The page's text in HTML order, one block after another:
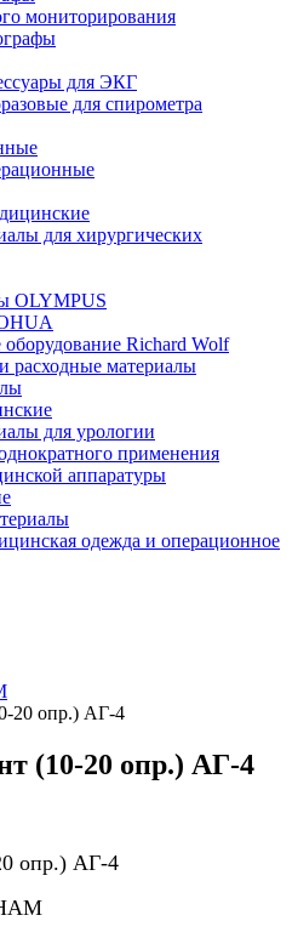
мониторирования
для ЭКГ
для спирометра
для хирургических
OLYMPUS
оборудование Richard Wolf
расходные материалы
для урологии
применения
аппаратуры
одежда и операционное
20 опр.) АГ-4
(10-20 опр.) АГ-4
опр.) АГ-4